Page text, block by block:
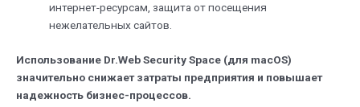
интернет-ресурсам, защита от посещения
нежелательных сайтов.
Использование Dr.Web Security Space (для macOS)
значительно снижает затраты предприятия и повышает
надежность бизнес-процессов.